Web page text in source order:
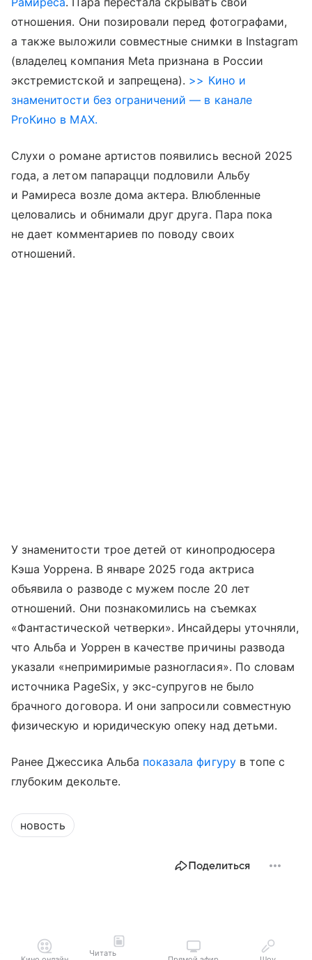
отношения. Они позировали перед фотографами,
а также выложили совместные снимки в Instagram
(владелец компания Meta признана в России
экстремистской и запрещена). >> Кино и
знаменитости без ограничений — в канале
ProКино в MAX.
Слухи о романе артистов появились весной 2025
года, а летом папарацци подловили Альбу
и Рамиреса возле дома актера. Влюбленные
целовались и обнимали друг друга. Пара пока
не дает комментариев по поводу своих
отношений.
У знаменитости трое детей от кинопродюсера
Кэша Уоррена. В январе 2025 года актриса
объявила о разводе с мужем после 20 лет
отношений. Они познакомились на съемках
«Фантастической четверки». Инсайдеры уточняли,
что Альба и Уоррен в качестве причины развода
указали «непримиримые разногласия». По словам
источника PageSix, у экс-супругов не было
брачного договора. И они запросили совместную
физическую и юридическую опеку над детьми.
Ранее Джессика Альба показала фигурув топе с
глубоким декольте.
новость
Поделиться
Читать